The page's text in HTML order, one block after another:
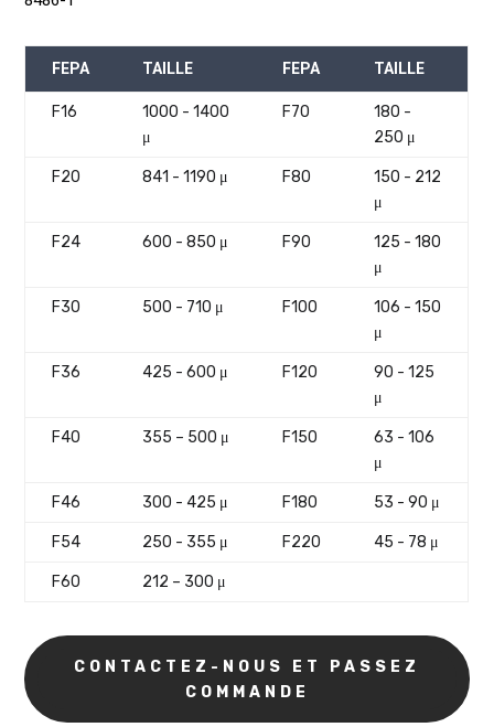
FEPA TAILLE FEPA TAILLE
F16
1000 - 1400
μ
F70
180 -
250 μ
F20 841 - 1190 μ F80
150 - 212
μ
F24 600 - 850 μ F90
125 - 180
μ
F30 500 - 710 μ F100
106 - 150
μ
F36 425 - 600 μ F120
90 - 125
μ
F40 355 – 500 μ F150
63 - 106
μ
F46 300 - 425 μ F180 53 - 90 μ
F54 250 - 355 μ F220 45 - 78 μ
F60 212 – 300 μ
CONTACTEZ-NOUS ET PASSEZ
COMMANDE